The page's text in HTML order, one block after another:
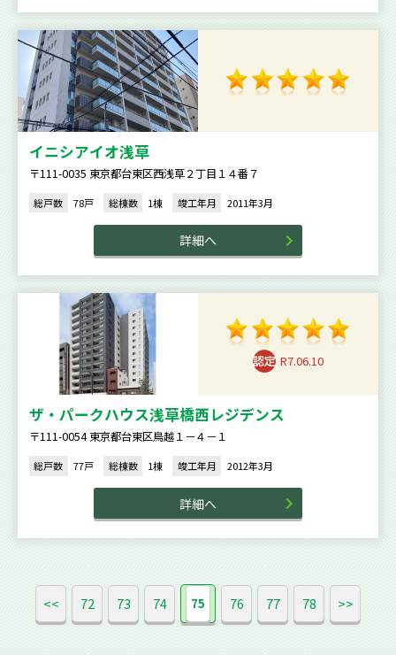
イニシアイオ浅草
〒111-0035 東京都台東区西浅草２丁目１４番７
総戸数 78戸 総棟数 1棟 竣工年月 2011年3月
詳細へ
R7.06.10
ザ・パークハウス浅草橋西レジデンス
〒111-0054 東京都台東区鳥越１－４－１
総戸数 77戸 総棟数 1棟 竣工年月 2012年3月
詳細へ
<< 72 73 74 75 76 77 78 >>